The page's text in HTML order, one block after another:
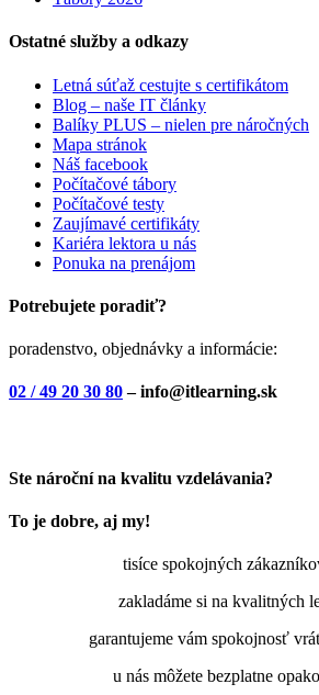
Ostatné služby a odkazy
Letná súťaž cestujte s certifikátom
Blog – naše IT články
Balíky PLUS – nielen pre náročných
Mapa stránok
Náš facebook
Počítačové tábory
Počítačové testy
Zaujímavé certifikáty
Kariéra lektora u nás
Ponuka na prenájom
Potrebujete poradiť?
poradenstvo, objednávky a informácie:
02 / 49 20 30 80– info@itlearning.sk
Ste nároční na kvalitu vzdelávania?
To je dobre, aj my!
tisíce spokojných
zakladáme si na kvalitných
garantujeme vám spokojnosť
u nás môžete bezplatne